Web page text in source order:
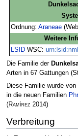
Ordnung:Araneae
Weitere
LSID WSC:
Die Familie der
Arten in 67 Gattungen
Diese Familie wurde von
in die neuen Familien
(Ramírez 2014)
Verbreitung